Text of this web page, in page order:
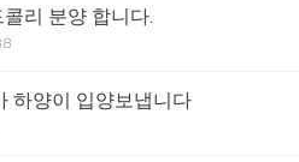
리 분양 합니다.
하양이 입양보냅니다